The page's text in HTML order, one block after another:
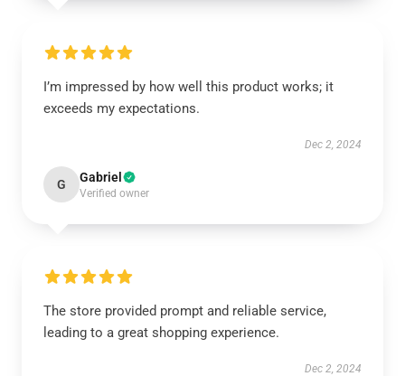
I’m impressed by how well this product works; it
exceeds my expectations.
Dec 2, 2024
G Gabriel
Verified owner
The store provided prompt and reliable service,
leading to a great shopping experience.
Dec 2, 2024